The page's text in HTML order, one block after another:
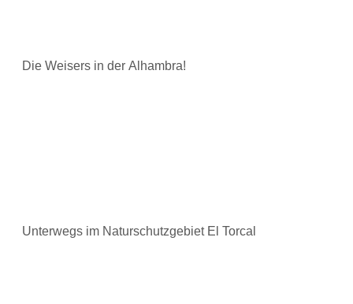
Die Weisers in der Alhambra!
Unterwegs im Naturschutzgebiet El Torcal